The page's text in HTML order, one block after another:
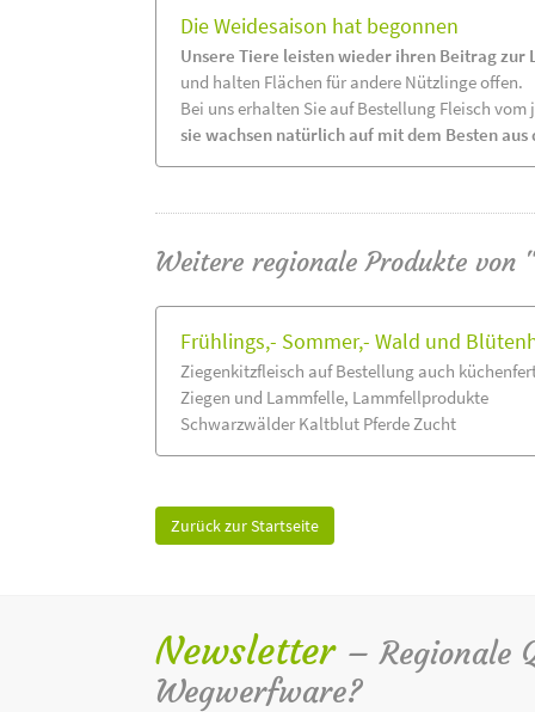
Die Weidesaison hat begonnen
Unsere Tiere leisten wieder ihren Beitrag zur
und halten Flächen für andere Nützlinge offen.
Bei uns erhalten Sie auf Bestellung Fleisch
sie wachsen natürlich auf mit dem Besten aus
Weitere regionale Produkte von
Frühlings,- Sommer,- Wald und
Ziegenkitzfleisch auf Bestellung auch
Ziegen und Lammfelle, Lammfellprodukte
Schwarzwälder Kaltblut Pferde Zucht
Zurück zur Startseite
Newsletter – Regionale
Wegwerfware?